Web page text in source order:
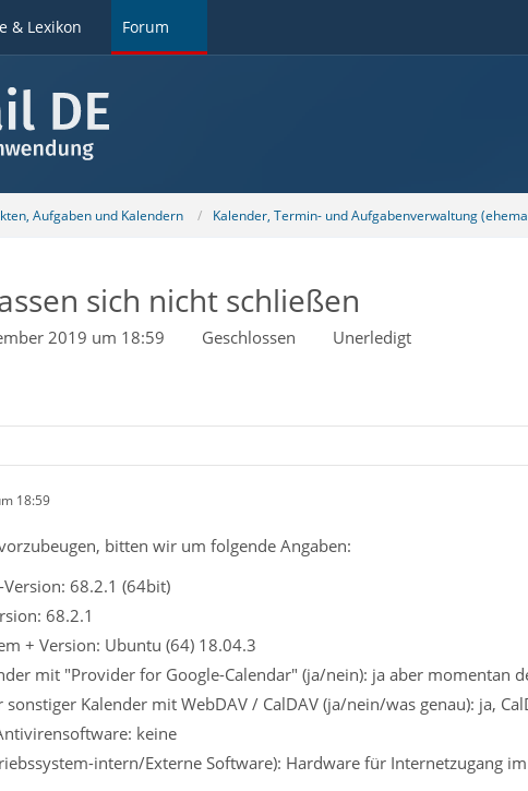
& Lexikon Forum
Aufgaben und Kalendern Kalender, Termin- und Aufgabenverwaltung
sich nicht schließen
2019 um 18:59 Geschlossen Unerledigt
18:59
bitten wir um folgende Angaben:
68.2.1 (64bit)
68.2.1
+ Version: Ubuntu (64) 18.04.3
mit "Provider for Google-Calendar" (ja/nein): ja aber momentan
sonstiger Kalender mit WebDAV / CalDAV (ja/nein/was genau): ja,
keine
intern/Externe Software): Hardware für Internetzugang